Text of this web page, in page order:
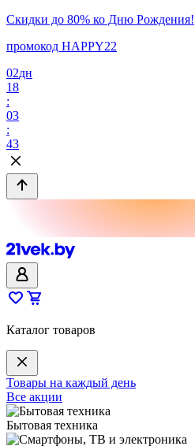
Скидки до 80% ко Дню Рождения!
промокод HAPPY22
02дн
18
:
03
:
43
Каталог товаров
Товары на каждый день
Все акции
Бытовая техника